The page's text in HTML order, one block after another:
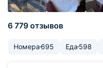
6 779 отзывов
Номера 695 Еда 598